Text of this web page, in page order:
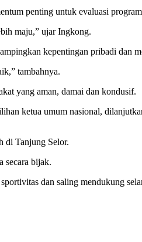
penting untuk evaluasi
maju,” ujar Ingkong.
kepentingan pribadi dan
tambahnya.
yang aman, damai dan kondusif.
ketua umum nasional,
di Tanjung Selor.
secara bijak.
dan saling mendukung